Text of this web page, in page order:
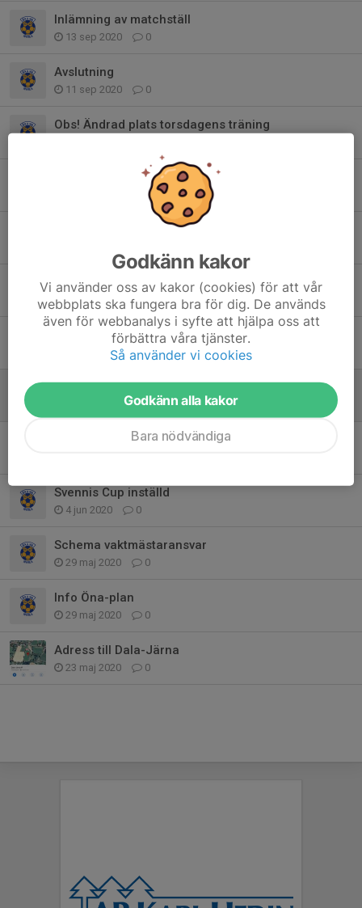
Inlämning av matchställ
13 sep 2020 0
Avslutning
11 sep 2020 0
Obs! Ändrad plats torsdagens träning
Uppstart efter sommaruppehållet
Sista veckan innan sommaruppehåll
Inställd träning torsdag
15 jun 2020 0
10 jun 2020 0
Hjälp med montering av nät i målburar
0
Träning på öna IP
Svennis Cup inställd
4 jun 2020 0
Schema vaktmästaransvar
29 maj 2020 0
Info Öna-plan
29 maj 2020 0
Adress till Dala-Järna
23 maj 2020 0
Godkänn kakor
Vi använder oss av kakor (cookies) för att vår
webbplats ska fungera bra för dig. De används
även för webbanalys i syfte att hjälpa oss att
förbättra våra tjänster.
Så använder vi cookies
Godkänn alla kakor
Bara nödvändiga